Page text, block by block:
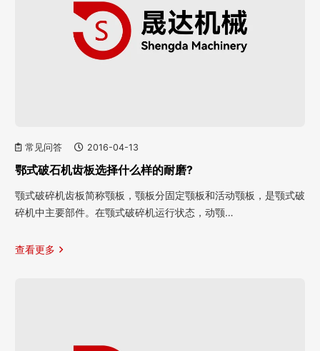
常见问答 2016-04-13
鄂式破石机齿板选择什么样的耐磨?
颚式破碎机齿板简称颚板，颚板分固定颚板和活动颚板，是颚式破
碎机中主要部件。在颚式破碎机运行状态，动颚…
查看更多